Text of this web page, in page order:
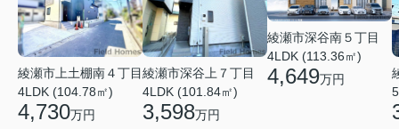
綾瀬市上土棚南４丁目
4LDK (104.78㎡)
4,730万円
綾瀬市深谷上７丁目
4LDK (101.84㎡)
3,598万円
綾瀬市深谷南５丁目
4LDK (113.36㎡)
4,649万円